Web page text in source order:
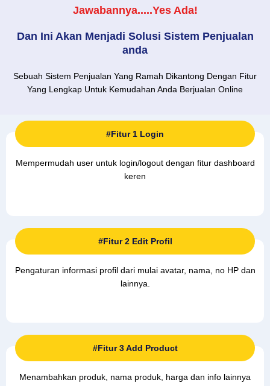
Jawabannya.....Yes Ada!
Dan Ini Akan Menjadi Solusi Sistem Penjualan
anda
Sebuah Sistem Penjualan Yang Ramah Dikantong Dengan Fitur
Yang Lengkap Untuk Kemudahan Anda Berjualan Online
#Fitur 1 Login
Mempermudah user untuk login/logout dengan fitur dashboard
keren
#Fitur 2 Edit Profil
Pengaturan informasi profil dari mulai avatar, nama, no HP dan
lainnya.
#Fitur 3 Add Product
Menambahkan produk, nama produk, harga dan info lainnya